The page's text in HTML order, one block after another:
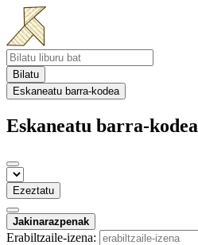
Bilatu
Eskaneatu barra-kodea
Eskaneatu barra-kodea
Ezeztatu
Jakinarazpenak
Erabiltzaile-izena: